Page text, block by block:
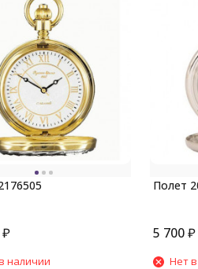
₽
наличии
Полет
5 700 ₽
Нет